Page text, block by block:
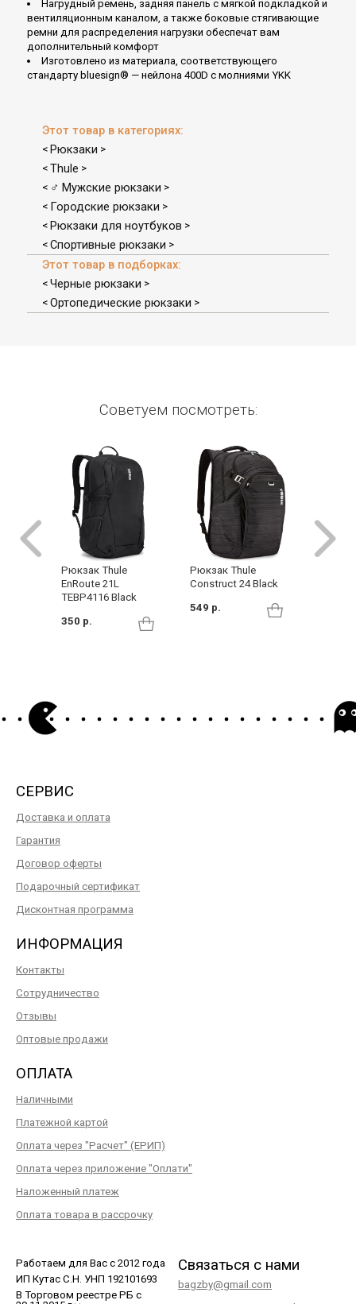
Нагрудный ремень, задняя панель с мягкой подкладкой и
вентиляционным каналом, а также боковые стягивающие
ремни для распределения нагрузки обеспечат вам
дополнительный комфорт
Изготовлено из материала, соответствующего
стандарту bluesign® — нейлона 400D с молниями YKK
Этот товар в категориях:
< Рюкзаки >
< Thule >
< ♂ Мужские рюкзаки >
< Городские рюкзаки >
< Рюкзаки для ноутбуков >
< Спортивные рюкзаки >
Этот товар в подборках:
< Черные рюкзаки >
< Ортопедические рюкзаки >
Советуем посмотреть:
Рюкзак Thule
EnRoute 21L
TEBP4116 Black
350 р.
Рюкзак Thule
Construct 24 Black
549 р.
СЕРВИС
Доставка и оплата
Гарантия
Договор оферты
Подарочный сертификат
Дисконтная программа
ИНФОРМАЦИЯ
Контакты
Сотрудничество
Отзывы
Оптовые продажи
ОПЛАТА
Наличными
Платежной картой
Оплата через "Расчет" (ЕРИП)
Оплата через приложение "Оплати"
Наложенный платеж
Оплата товара в рассрочку
Работаем для Вас с 2012 года
ИП Кутас С.Н. УНП 192101693
В Торговом реестре РБ с
Связаться с нами
bagzby@gmail.com